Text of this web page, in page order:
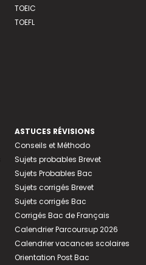
TOEIC
TOEFL
ASTUCES RÉVISIONS
Conseils et Méthodo
Sujets probables Brevet
Sujets Probables Bac
Sujets corrigés Brevet
Sujets corrigés Bac
Corrigés Bac de Français
Calendrier Parcoursup 2026
Calendrier vacances scolaires
Orientation Post Bac